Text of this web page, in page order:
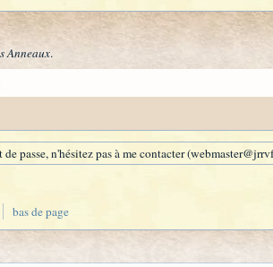
Anneaux.
passe, n'hésitez pas à me contacter
bas de page